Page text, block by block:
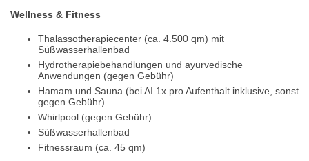
Wellness & Fitness
Thalassotherapiecenter (ca. 4.500 qm) mit
Süßwasserhallenbad
Hydrotherapiebehandlungen und ayurvedische
Anwendungen (gegen Gebühr)
Hamam und Sauna (bei AI 1x pro Aufenthalt inklusive, sonst
gegen Gebühr)
Whirlpool (gegen Gebühr)
Süßwasserhallenbad
Fitnessraum (ca. 45 qm)